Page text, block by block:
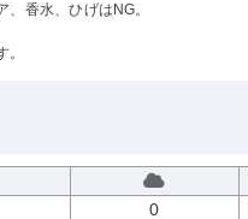
香水、ひげはNG。
0